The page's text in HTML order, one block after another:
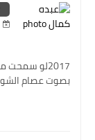
2017لو سمحت ممكن التعليق العربي لبيس
بصوت عصام